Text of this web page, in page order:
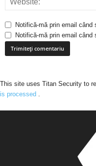
Notifică-mă prin email
Notifică-mă prin email
This site uses Titan Security to
is processed .